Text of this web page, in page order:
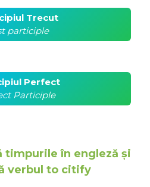
Trecut
participle
Perfect
Participle
timpurile în engleză și
verbul to citify